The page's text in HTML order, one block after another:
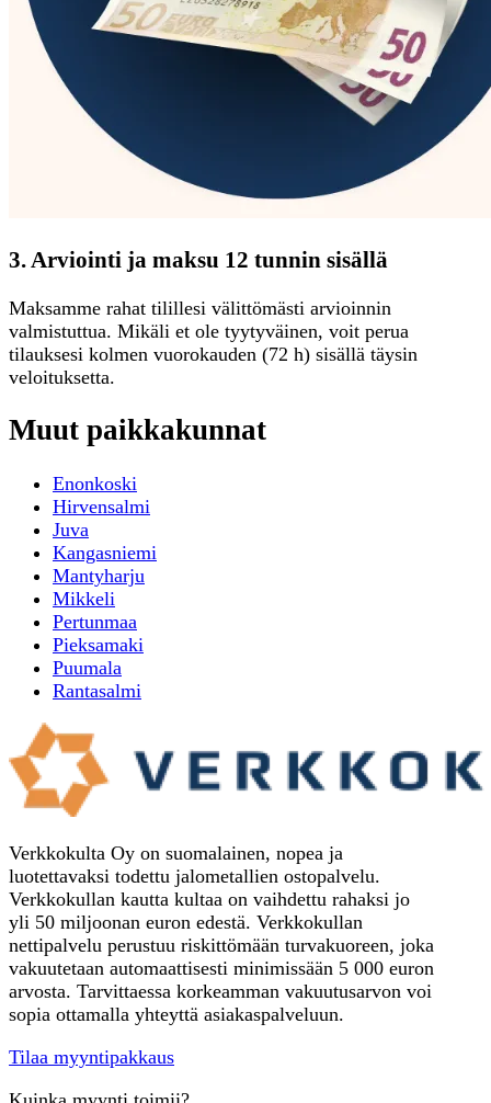
3. Arviointi ja maksu 12 tunnin sisällä
Maksamme rahat tilillesi välittömästi arvioinnin
valmistuttua. Mikäli et ole tyytyväinen, voit perua
tilauksesi kolmen vuorokauden (72 h) sisällä täysin
veloituksetta.
Muut paikkakunnat
Enonkoski
Hirvensalmi
Juva
Kangasniemi
Mantyharju
Mikkeli
Pertunmaa
Pieksamaki
Puumala
Rantasalmi
Verkkokulta Oy on suomalainen, nopea ja
luotettavaksi todettu jalometallien ostopalvelu.
Verkkokullan kautta kultaa on vaihdettu rahaksi jo
yli 50 miljoonan euron edestä. Verkkokullan
nettipalvelu perustuu riskittömään turvakuoreen, joka
vakuutetaan automaattisesti minimissään 5 000 euron
arvosta. Tarvittaessa korkeamman vakuutusarvon voi
sopia ottamalla yhteyttä asiakaspalveluun.
Tilaa myyntipakkaus